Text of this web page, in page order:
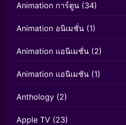
Animation การ์ตูน (34)
Animation อนิเมชั่น (1)
Animation แอนิเมชั่น (2)
Animation แอนิเมชัน (1)
Anthology (2)
Apple TV (23)